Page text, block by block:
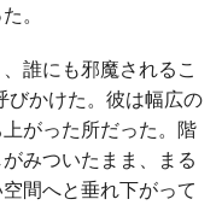
。
誰にも邪魔されるこ
びかけた。彼は幅広の
がった所だった。階
みついたまま、まる
間へと垂れ下がって